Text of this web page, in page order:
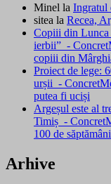
Minel la Ingratul
sitea la Recea,
Copiii din Lunca
ierbii” -
copiii din
Proiect de lege:
urșii -
putea fi uciși
Argeșul este al
Timiș -
100 de săptămâni
Arhive